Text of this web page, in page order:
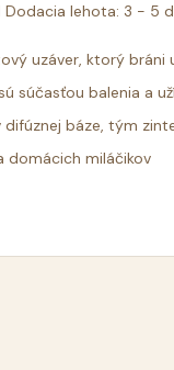
Dodacia lehota: 3 - 5
uzáver, ktorý bráni
súčasťou balenia a
báze, tým
domácich miláčikov